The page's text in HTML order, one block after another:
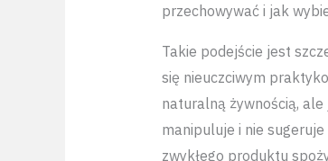
przechowywać i jak
Takie podejście jest
się nieuczciwym
naturalną żywnością,
manipuluje i nie
zwykłego produktu